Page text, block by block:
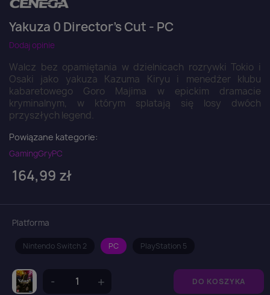
Yakuza 0 Director's Cut - PC
Dodaj opinie
Walcz bez opamiętania w dzielnicach rozrywki Tokio i
Osaki jako yakuza Kazuma Kiryu i menedżer klubu
kabaretowego Goro Majima w epickim dramacie
kryminalnym, w którym splatają się losy dwóch
przyszłych legend.
Powiązane kategorie:
GamingGryPC
164,99 zł
Platforma
Nintendo Switch 2 PC PlayStation 5
DO KOSZYKA